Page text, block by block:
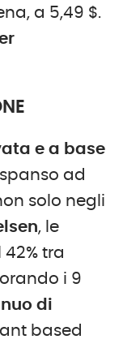
a 5,49 $.
e a base
ad
solo negli
, le
tra
i 9
di
based